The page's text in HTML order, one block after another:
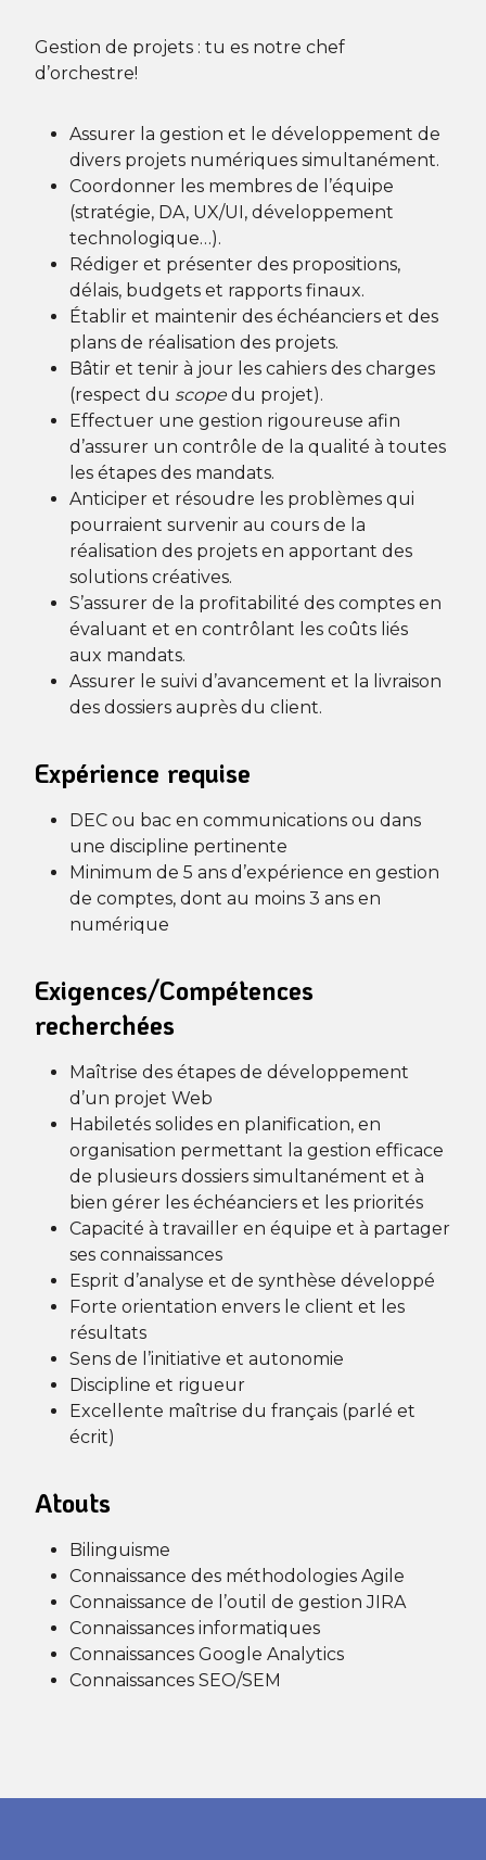
Gestion de projets : tu es notre chef
d’orchestre!
Assurer la gestion et le développement de
divers projets numériques simultanément.
Coordonner les membres de l’équipe
(stratégie, DA, UX/UI, développement
technologique…).
Rédiger et présenter des propositions,
délais, budgets et rapports finaux.
Établir et maintenir des échéanciers et des
plans de réalisation des projets.
Bâtir et tenir à jour les cahiers des charges
(respect du scope du projet).
Effectuer une gestion rigoureuse afin
d’assurer un contrôle de la qualité à toutes
les étapes des mandats.
Anticiper et résoudre les problèmes qui
pourraient survenir au cours de la
réalisation des projets en apportant des
solutions créatives.
S’assurer de la profitabilité des comptes en
évaluant et en contrôlant les coûts liés
aux mandats.
Assurer le suivi d’avancement et la livraison
des dossiers auprès du client.
Expérience requise
DEC ou bac en communications ou dans
une discipline pertinente
Minimum de 5 ans d’expérience en gestion
de comptes, dont au moins 3 ans en
numérique
Exigences/Compétences
recherchées
Maîtrise des étapes de développement
d’un projet Web
Habiletés solides en planification, en
organisation permettant la gestion efficace
de plusieurs dossiers simultanément et à
bien gérer les échéanciers et les priorités
Capacité à travailler en équipe et à partager
ses connaissances
Esprit d’analyse et de synthèse développé
Forte orientation envers le client et les
résultats
Sens de l’initiative et autonomie
Discipline et rigueur
Excellente maîtrise du français (parlé et
écrit)
Atouts
Bilinguisme
Connaissance des méthodologies Agile
Connaissance de l’outil de gestion JIRA
Connaissances informatiques
Connaissances Google Analytics
Connaissances SEO/SEM